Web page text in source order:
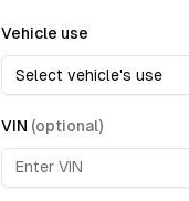
Vehicle use
Select vehicle's use
VIN (optional)